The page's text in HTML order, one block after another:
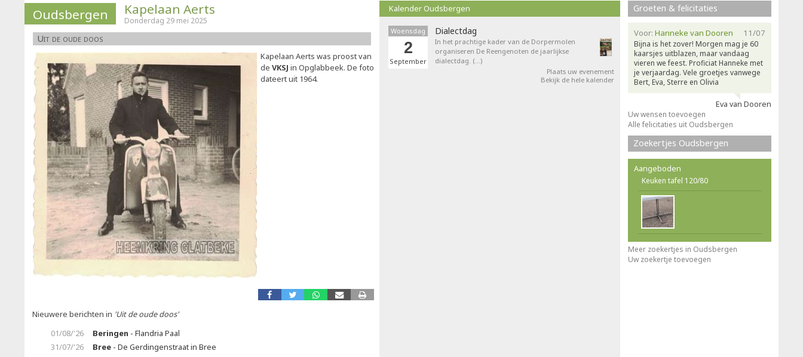
Oudsbergen Kapelaan Aerts
Donderdag 29 mei 2025
Uit de oude doos
Kapelaan Aerts was proost van
de VKSJ in Opglabbeek. De foto
dateert uit 1964.
Nieuwere berichten in 'Uit de oude doos'
01/08/'26
Beringen - Flandria Paal
31/07/'26
Bree - De Gerdingenstraat in Bree
Kalender Oudsbergen
Woensdag
2
September
Dialectdag
In het prachtige kader van de Dorpermolen
organiseren De Reengenoten de jaarlijkse
dialectdag. (…)
Plaats uw evenement
Bekijk de hele kalender
Groeten & felicitaties
11/07
Voor: Hanneke van Dooren
Bijna is het zover! Morgen mag je 60
kaarsjes uitblazen, maar vandaag
vieren we feest. Proficiat Hanneke met
je verjaardag. Vele groetjes vanwege
Bert, Eva, Sterre en Olivia
Eva van Dooren
Uw wensen toevoegen
Alle felicitaties uit Oudsbergen
Zoekertjes Oudsbergen
Aangeboden
Keuken tafel 120/80
Meer zoekertjes in Oudsbergen
Uw zoekertje toevoegen